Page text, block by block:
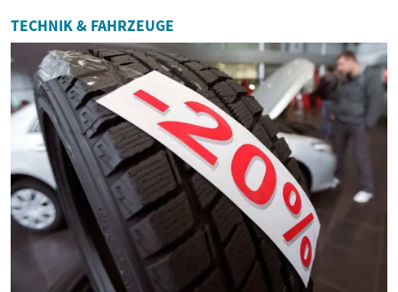
TECHNIK & FAHRZEUGE